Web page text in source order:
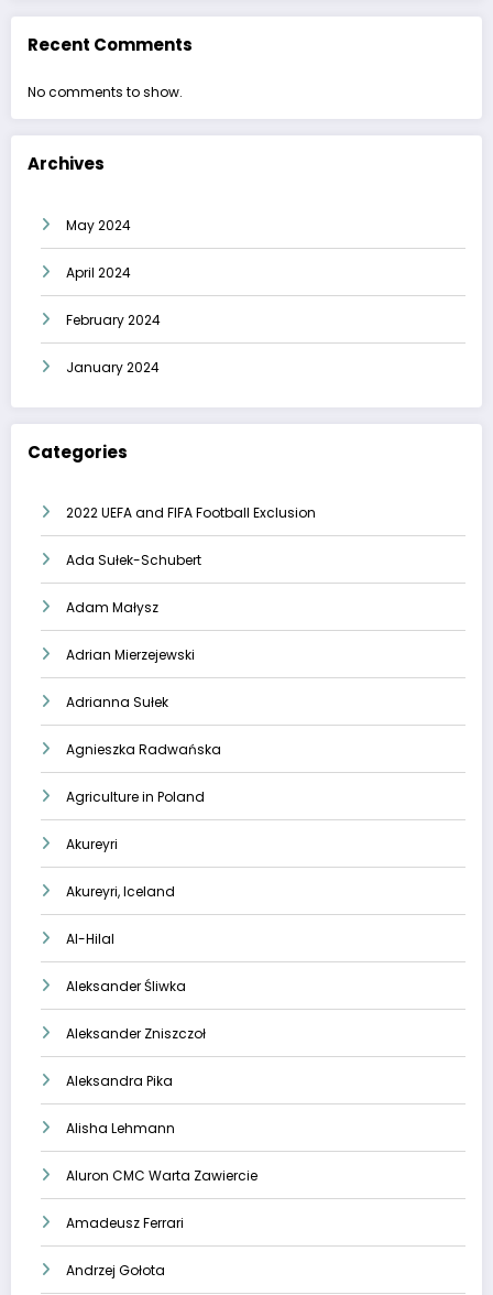
Recent Comments
No comments to show.
Archives
May 2024
April 2024
February 2024
January 2024
Categories
2022 UEFA and FIFA Football Exclusion
Ada Sułek-Schubert
Adam Małysz
Adrian Mierzejewski
Adrianna Sułek
Agnieszka Radwańska
Agriculture in Poland
Akureyri
Akureyri, Iceland
Al-Hilal
Aleksander Śliwka
Aleksander Zniszczoł
Aleksandra Pika
Alisha Lehmann
Aluron CMC Warta Zawiercie
Amadeusz Ferrari
Andrzej Gołota